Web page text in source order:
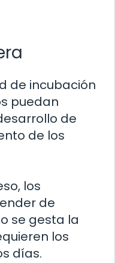
de incubación
puedan
de
de los
los
de
se gesta la
los
días.